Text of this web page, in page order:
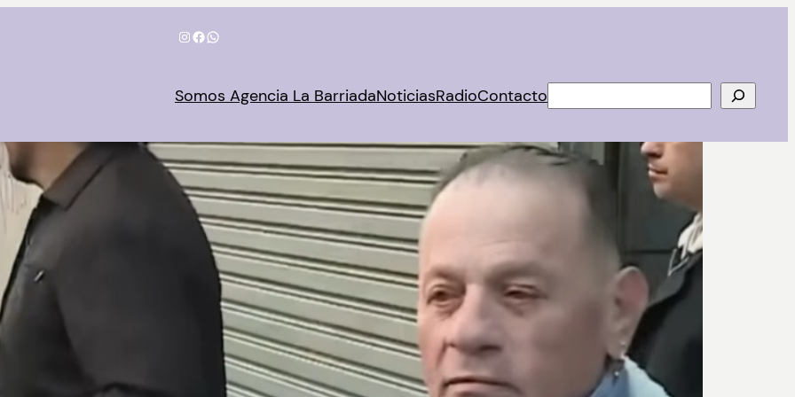
Instagram
Facebook
WhatsApp
Somos Agencia La BarriadaNoticiasRadioContacto